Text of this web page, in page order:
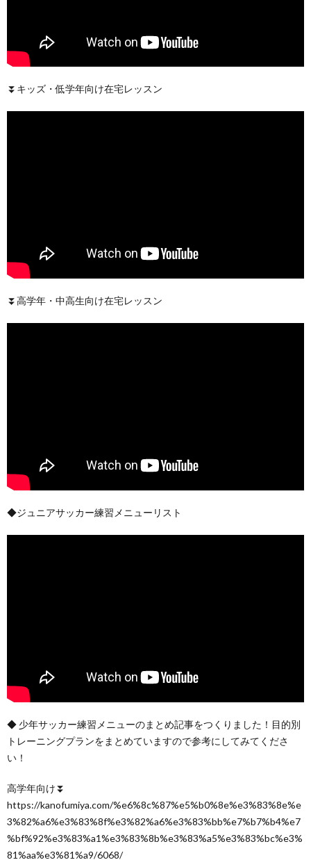
⏬キッズ・低学年向け在宅レッスン
⏬高学年・中高生向け在宅レッスン
◆ジュニアサッカー練習メニューリスト
◆ 少年サッカー練習メニューのまとめ記事をつくりました！目的別
トレーニングプランをまとめていますので参考にしてみてくださ
い！
高学年向け⏬
https://kanofumiya.com/%e6%8c%87%e5%b0%8e%e3%83%8e%e
3%82%a6%e3%83%8f%e3%82%a6%e3%83%bb%e7%b7%b4%e7
%bf%92%e3%83%a1%e3%83%8b%e3%83%a5%e3%83%bc%e3%
81%aa%e3%81%a9/6068/